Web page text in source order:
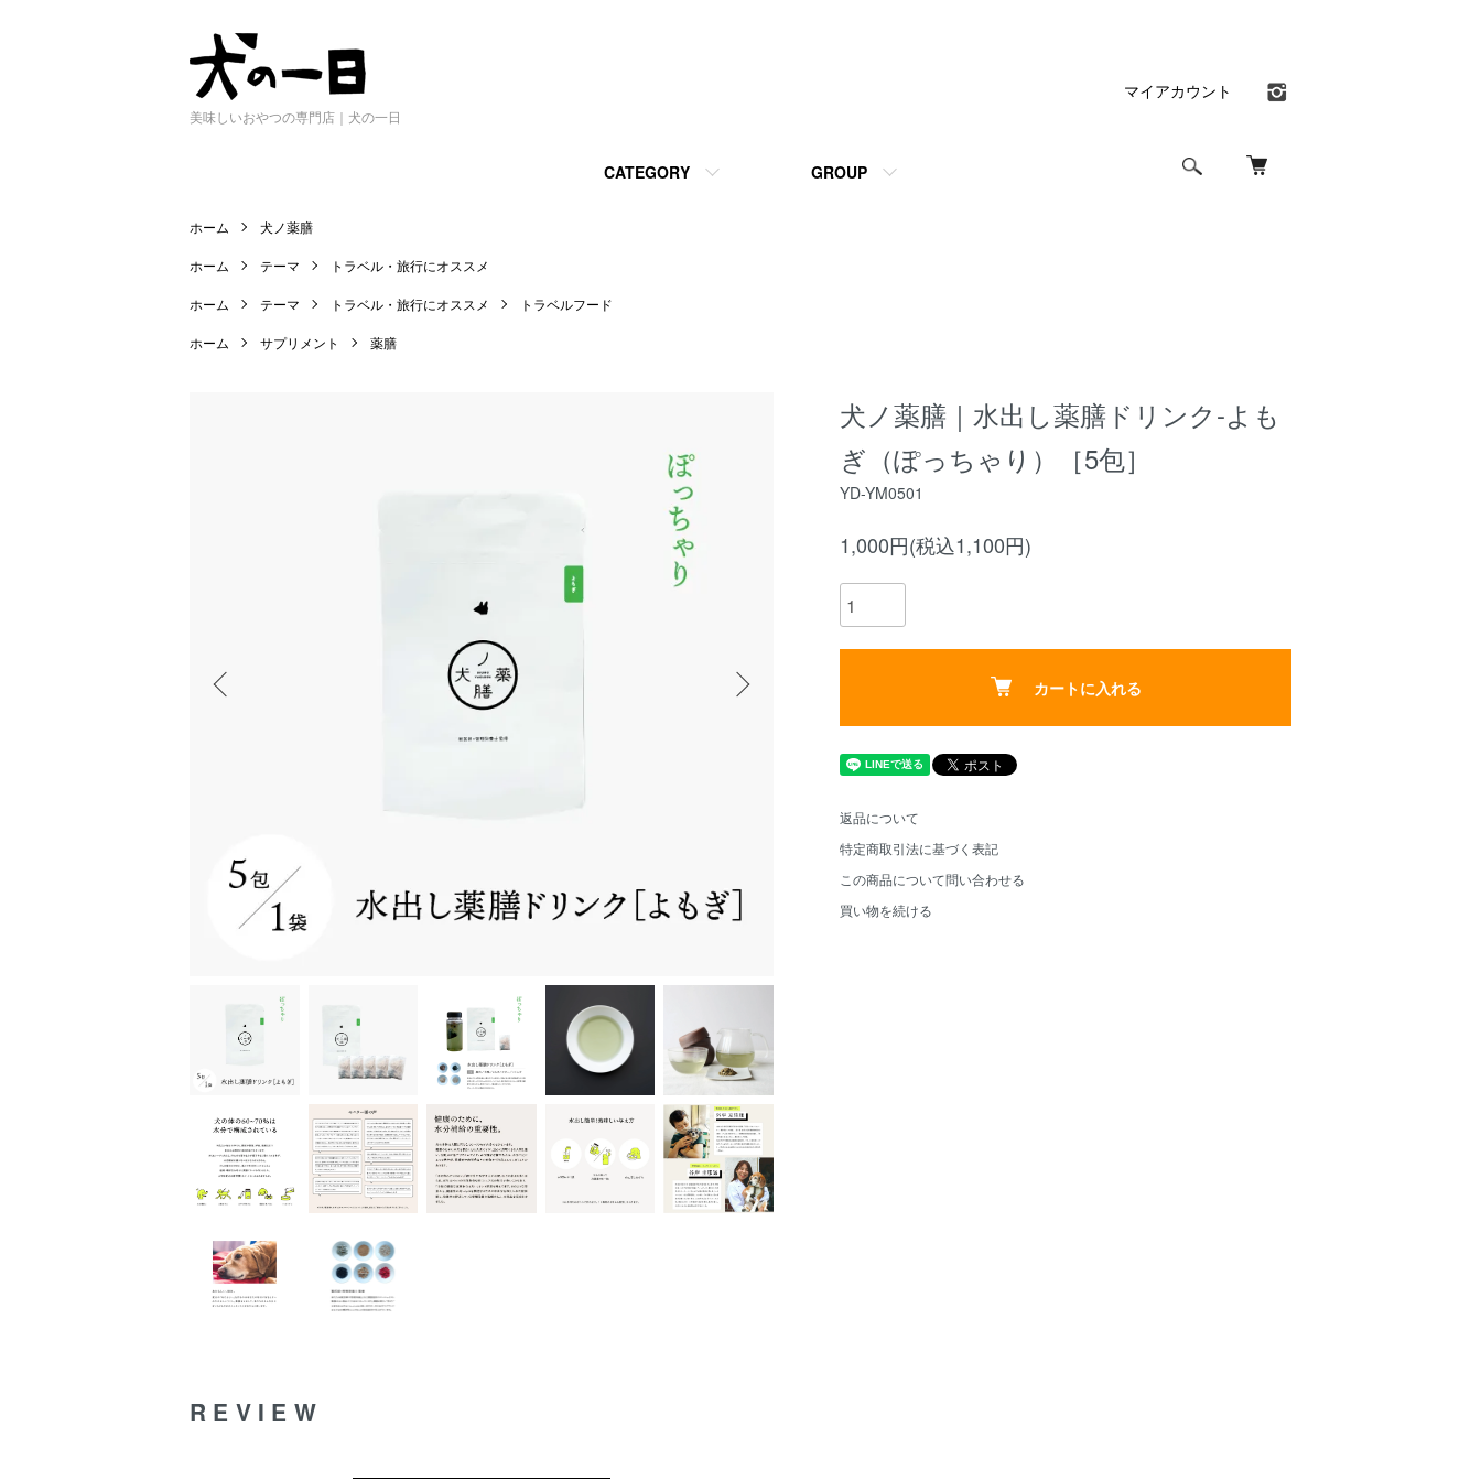
美味しいおやつの専門店｜犬の一日
CATEGORY GROUP
マイアカウント
ホーム 犬ノ薬膳
ホーム テーマ トラベル・旅行にオススメ
ホーム テーマ トラベル・旅行にオススメ トラベルフード
ホーム サプリメント 薬膳
犬ノ薬膳｜水出し薬膳ドリンク-よも
ぎ（ぽっちゃり）［5包］
YD-YM0501
1,000円(税込1,100円)
カートに入れる
返品について
特定商取引法に基づく表記
この商品について問い合わせる
買い物を続ける
REVIEW